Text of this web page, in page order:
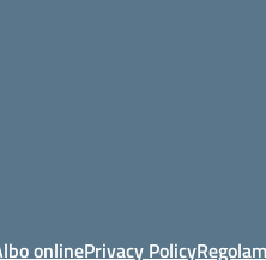
onlinePrivacy Policy